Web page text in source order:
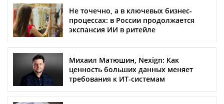
Не точечно, а в ключевых бизнес-
процессах: в России продолжается
экспансия ИИ в ритейле
Михаил Матюшин, Nexign: Как
ценность больших данных меняет
требования к ИТ-системам